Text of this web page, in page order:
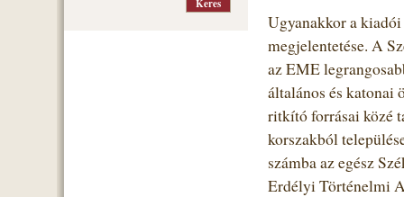
Ugyanakkor a
megjelentetése. A
az EME
általános és katonai
ritkító forrásai közé
korszakból
számba az egész
Erdélyi Történelmi